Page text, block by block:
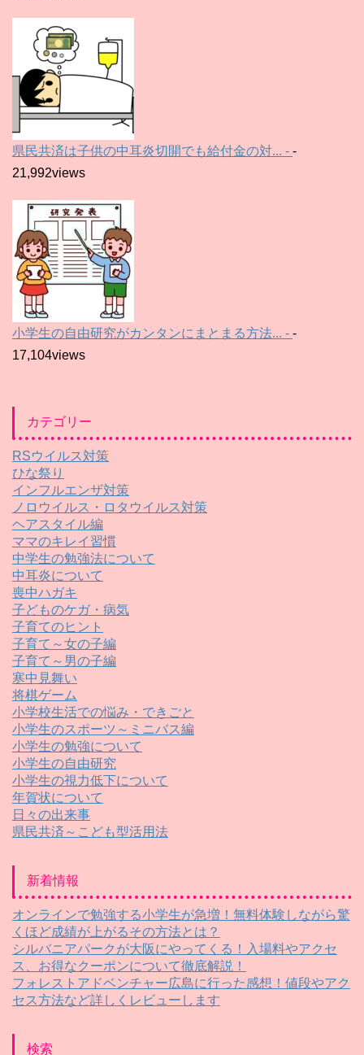
県民共済は子供の中耳炎切開でも給付金の対... - -
21,992views
小学生の自由研究がカンタンにまとまる方法... - -
17,104views
カテゴリー
RSウイルス対策
ひな祭り
インフルエンザ対策
ノロウイルス・ロタウイルス対策
ヘアスタイル編
ママのキレイ習慣
中学生の勉強法について
中耳炎について
喪中ハガキ
子どものケガ・病気
子育てのヒント
子育て～女の子編
子育て～男の子編
寒中見舞い
将棋ゲーム
小学校生活での悩み・できごと
小学生のスポーツ～ミニバス編
小学生の勉強について
小学生の自由研究
小学生の視力低下について
年賀状について
日々の出来事
県民共済～こども型活用法
新着情報
オンラインで勉強する小学生が急増！無料体験しながら驚
くほど成績が上がるその方法とは？
シルバニアパークが大阪にやってくる！入場料やアクセ
ス、お得なクーポンについて徹底解説！
フォレストアドベンチャー広島に行った感想！値段やアク
セス方法など詳しくレビューします
検索